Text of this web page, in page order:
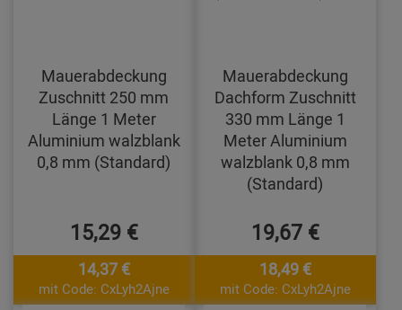
Mauerabdeckung
Zuschnitt 250 mm
Länge 1 Meter
Aluminium walzblank
0,8 mm (Standard)
15,29 €
14,37 €
mit Code: CxLyh2Ajne
Mauerabdeckung
Dachform Zuschnitt
330 mm Länge 1
Meter Aluminium
walzblank 0,8 mm
(Standard)
19,67 €
18,49 €
mit Code: CxLyh2Ajne